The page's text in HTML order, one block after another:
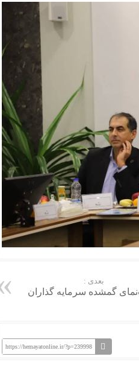
بعدی :
گمشده سرمایه گذاران
https://hemayatonline.ir/?p=239998